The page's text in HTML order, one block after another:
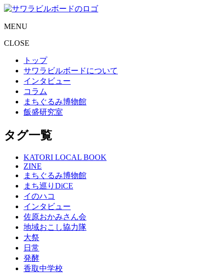
MENU
CLOSE
トップ
サワラビルボードについて
インタビュー
コラム
まちぐるみ博物館
飯盛研究室
タグ一覧
KATORI LOCAL BOOK
ZINE
まちぐるみ博物館
まち巡りDiCE
イのハコ
インタビュー
佐原おかみさん会
地域おこし協力隊
大祭
日常
発酵
香取中学校